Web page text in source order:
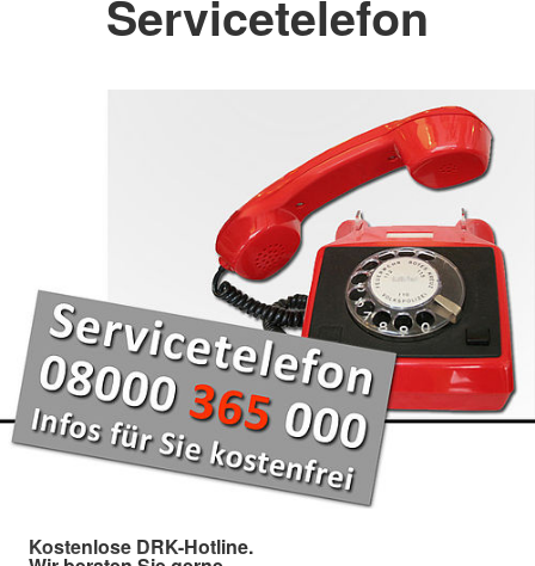
Servicetelefon
Kostenlose DRK-Hotline.